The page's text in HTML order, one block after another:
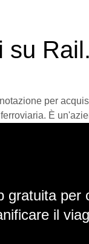
su
per
È
gratuita per
il